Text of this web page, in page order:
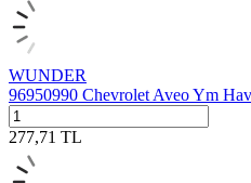
WUNDER
96950990 Chevrolet Aveo Ym
277,71 TL